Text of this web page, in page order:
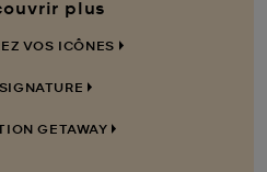
plus
VOS ICÔNES
GETAWAY